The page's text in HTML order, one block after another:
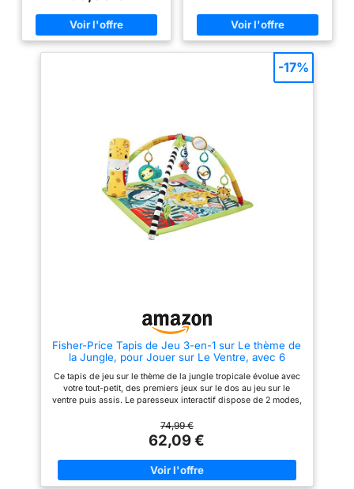
bébé se découvre, hochet-
hérisson souple, anneau de
dentition escargot sans BPA et
grands visages d’animaux
l’aident à développer sa vue Ce
grand tapis de 76 x 76 cm avec
des couleurs très contrastées
est lavable en machine pour un
nettoyage facile
amovible ! 2 modes musicaux
de durée variable (jusqu’à 15
minutes) et réglage du volume 5
jeu à plat ventre : anneau de
dentition sans BPA, jouet qui
claque, rouleau, jouet qui
et stimule la vue, l’ouïe et le
toucher des bébés dès la
Fisher-Price Tapis de Jeu 3-en-1 sur Le thème de
la Jungle, pour Jouer sur Le Ventre, avec 6
Ajustable, Jouet Éveil, Dès 6 Mois, HJW08
Ce tapis de jeu sur le thème de la jungle tropicale évolue avec
votre tout-petit, des premiers jeux sur le dos au jeu sur le
ventre puis assis. Le paresseux interactif dispose de 2 modes,
lumières. Mettez-le en marche en appuyant sur son visage ou
en utilisant le sélecteur de mouvement. Jeu à plat ventre :
l’arche ajustable et à motifs contrastés peut être repositionnée
pour que votre bébé puisse atteindre les jouets tandis que le
coussin en forme de girafe lui apportera un maximum de
confort. Fourni avec 6 jouets repositionnables, dont un tigre qui
74,99 €
62,09 €
-17%